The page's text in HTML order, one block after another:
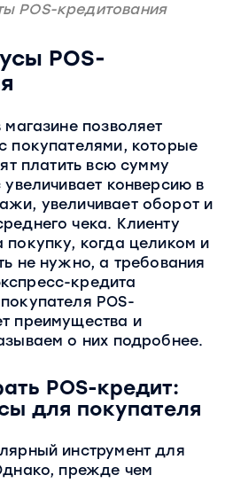
POS-кредитования
POS-
позволяет
покупателями, которые
платить всю сумму
конверсию в
увеличивает оборот и
чека. Клиенту
когда целиком и
не нужно, а требования
кредита
POS-
преимущества и
о них подробнее.
POS-кредит:
для покупателя
инструмент для
прежде чем